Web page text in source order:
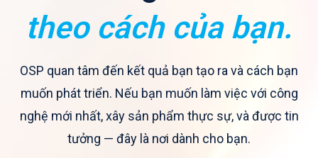
theo cách của bạn.
OSP quan tâm đến kết quả bạn tạo ra và cách bạn
muốn phát triển. Nếu bạn muốn làm việc với công
nghệ mới nhất, xây sản phẩm thực sự, và được tin
tưởng — đây là nơi dành cho bạn.